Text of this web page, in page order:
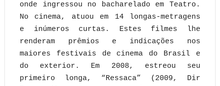
onde ingressou no bacharelado em Teatro.
No cinema, atuou em 14 longas-metragens
e inúmeros curtas. Estes filmes lhe
renderam prêmios e indicações nos
maiores festivais de cinema do Brasil e
do exterior. Em 2008, estreou seu
primeiro longa, “Ressaca” (2009, Dir